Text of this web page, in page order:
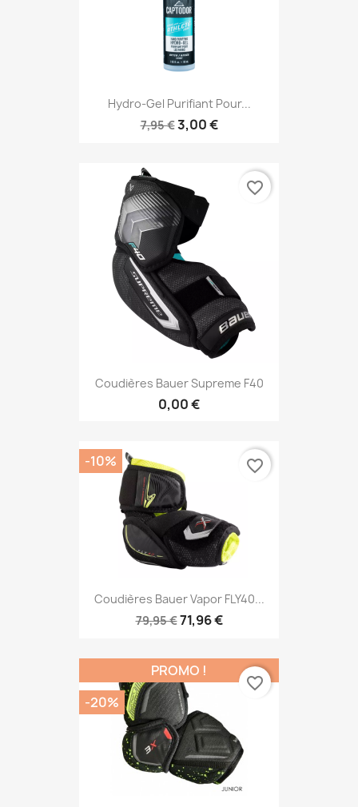
Hydro-Gel Purifiant Pour...
7,95 €3,00 €
Coudières Bauer Supreme F40
0,00 €
favorite_border
Coudières Bauer Vapor FLY40...
79,95 €71,96 €
-10% favorite_border
PROMO !
-20%
favorite_border